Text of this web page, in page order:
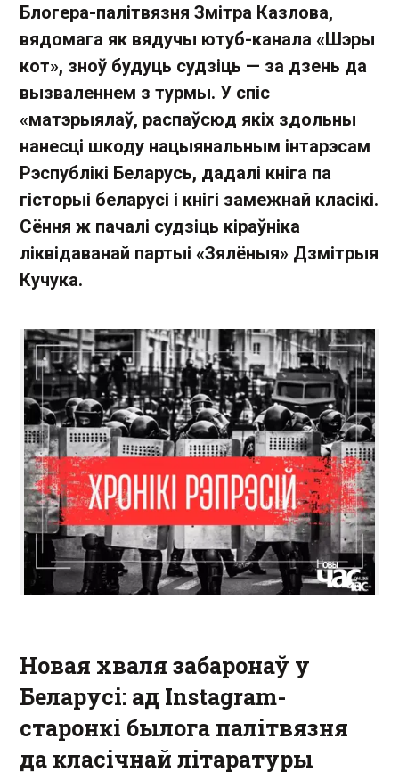
Блогера-палітвязня Змітра Казлова,
вядомага як вядучы ютуб-канала «Шэры
кот», зноў будуць судзіць — за дзень да
вызваленнем з турмы. У спіс
«матэрыялаў, распаўсюд якіх здольны
нанесці шкоду нацыянальным інтарэсам
Рэспублікі Беларусь, дадалі кніга па
гісторыі беларусі і кнігі замежнай класікі.
Сёння ж пачалі судзіць кіраўніка
ліквідаванай партыі «Зялёныя» Дзмітрыя
Кучука.
Новая хваля забаронаў у
Беларусі: ад Instagram-
старонкі былога палітвязня
да класічнай літаратуры